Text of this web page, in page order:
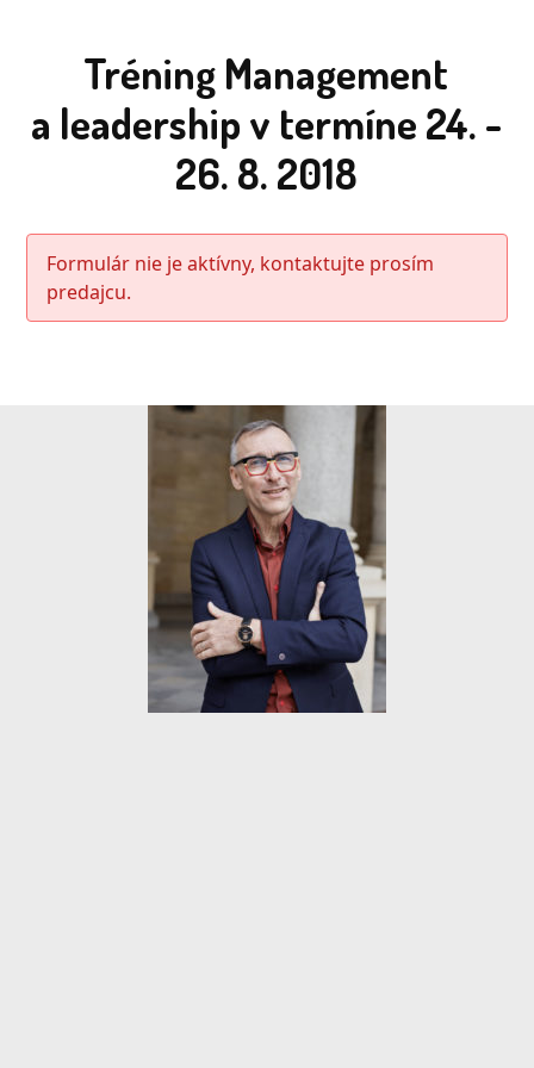
Tréning Management
a leadership v termíne 24. -
26. 8. 2018
Formulár nie je aktívny, kontaktujte prosím
predajcu.